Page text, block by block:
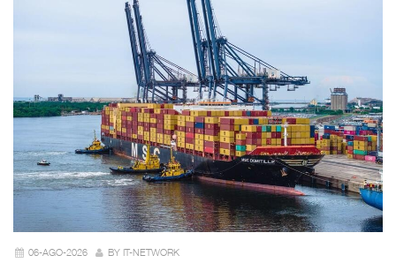
06-AGO-2026 BY IT-NETWORK